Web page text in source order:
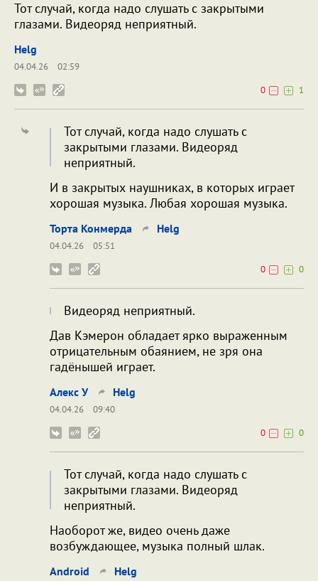
Тот случай, когда надо слушать с закрытыми
глазами. Видеоряд неприятный.
Helg
04.04.26
02:59
0
1
Тот случай, когда надо слушать с
закрытыми глазами. Видеоряд
неприятный.
И в закрытых наушниках, в которых играет
хорошая музыка. Любая хорошая музыка.
Торта Конмерда Helg
04.04.26
05:51
0
0
Видеоряд неприятный.
Дав Кэмерон обладает ярко выраженным
отрицательным обаянием, не зря она
гадёнышей играет.
Алекс У Helg
04.04.26
09:40
0
0
Тот случай, когда надо слушать с
закрытыми глазами. Видеоряд
неприятный.
Наоборот же, видео очень даже
возбуждающее, музыка полный шлак.
Android Helg